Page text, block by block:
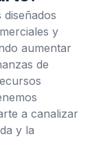
y
aumentar
de
a canalizar
y la